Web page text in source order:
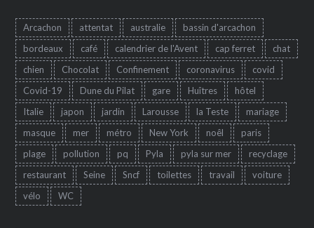
Arcachon attentat australie
bassin d'arcachon
bordeaux
café calendrier de l'Avent cap ferret
chat
chien
Chocolat Confinement coronavirus
covid
Covid-19
Dune du Pilat gare Huîtres
hôtel
Italie
japon jardin Larousse la Teste
mariage
masque
mer métro New York noêl
paris
plage
pollution pq Pyla pyla sur mer
recyclage
restaurant
Seine Sncf toilettes travail
voiture
vélo
WC